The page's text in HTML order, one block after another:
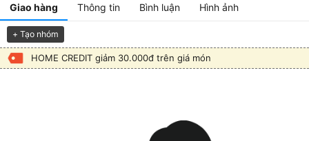
Giao hàng Thông tin Bình luận Hình ảnh
+ Tạo nhóm
HOME CREDIT giảm 30.000đ trên giá món